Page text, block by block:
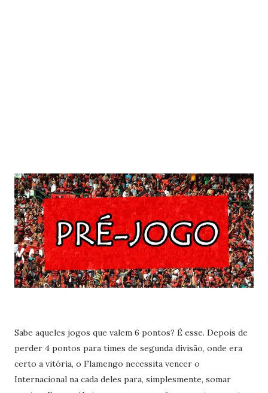
Sabe aqueles jogos que valem 6 pontos? É esse. Depois de
perder 4 pontos para times de segunda divisão, onde era
certo a vitória, o Flamengo necessita vencer o
Internacional na cada deles para, simplesmente, somar